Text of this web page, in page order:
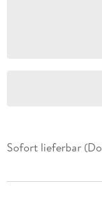
Sofort lieferbar